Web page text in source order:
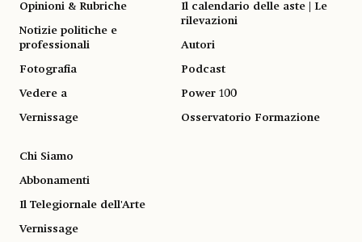
Opinioni & Rubriche
Notizie politiche e
professionali
Fotografia
Vedere a
Vernissage
Il calendario delle aste | Le
rilevazioni
Autori
Podcast
Power 100
Osservatorio Formazione
Chi Siamo
Abbonamenti
Il Telegiornale dell'Arte
Vernissage